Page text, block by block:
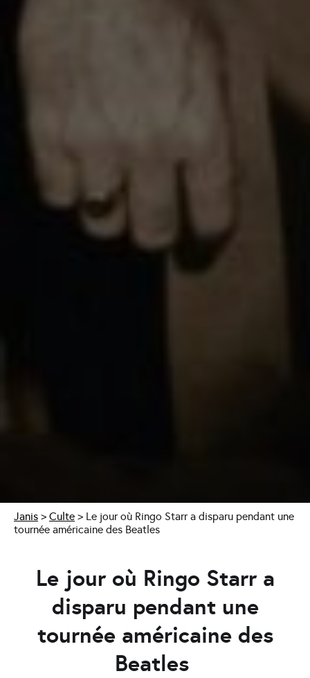
Janis > Culte > Le jour où Ringo Starr a disparu pendant une
tournée américaine des Beatles
Le jour où Ringo Starr a
disparu pendant une
tournée américaine des
Beatles